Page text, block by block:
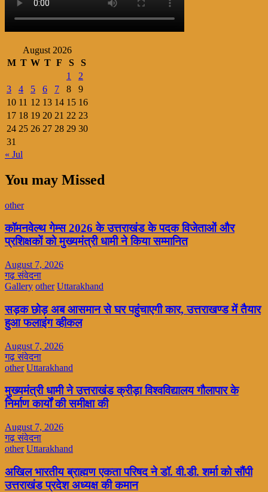
August 2026
M T W T F S
S
1
2
3
4 5 6 7 8
9
10 11 12 13 14 15 16
17 18 19 20 21 22 23
24 25 26 27 28 29 30
31
« Jul
You may Missed
other
कॉमनवेल्थ गेम्स 2026 के उत्तराखंड के पदक विजेताओं और
प्रशिक्षकों को मुख्यमंत्री धामी ने किया सम्मानित
August 7, 2026
गढ़ संवेदना
Gallery other Uttarakhand
सड़क छोड़ अब आसमान से घर पहुंचाएगी कार, उत्तराखण्ड में तैयार
हुआ फलाइंग व्हीकल
August 7, 2026
गढ़ संवेदना
other Uttarakhand
मुख्यमंत्री धामी ने उत्तराखंड क्रीड़ा विश्वविद्यालय गौलापार के
निर्माण कार्यों की समीक्षा की
August 7, 2026
गढ़ संवेदना
other Uttarakhand
अखिल भारतीय ब्राह्मण एकता परिषद ने डॉ. वी.डी. शर्मा को सौंपी
उत्तराखंड प्रदेश अध्यक्ष की कमान